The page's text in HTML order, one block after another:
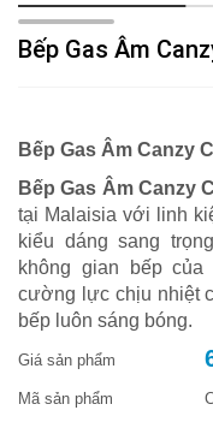
Bếp Gas Âm
Bếp Gas Âm Canzy
Bếp Gas Âm Canzy
tại Malaisia với linh
kiểu dáng sang
không gian bếp
cường lực chịu nhiệt
bếp luôn sáng bóng.
Giá sản phẩm
Mã sản phẩm